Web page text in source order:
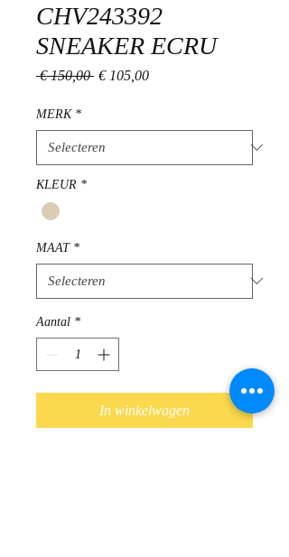
CHV243392
SNEAKER ECRU
€ 150,00 Normale
€ 105,00Verkoopprijs
MERK *
KLEUR *
MAAT *
Aantal *
In winkelwagen